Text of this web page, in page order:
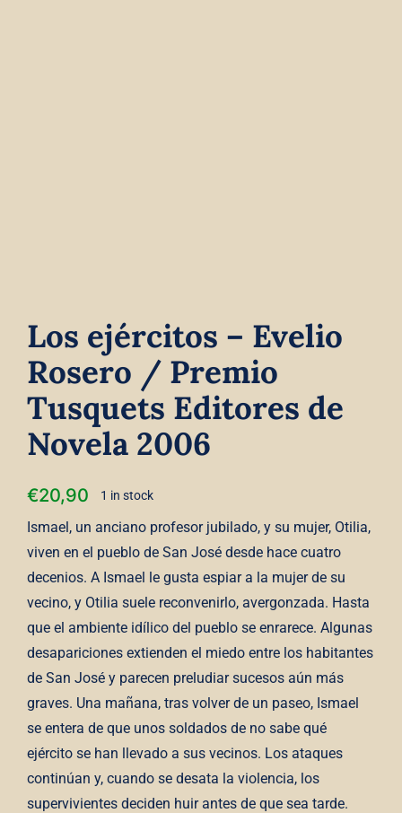
Los ejércitos – Evelio
Rosero / Premio
Tusquets Editores de
Novela 2006
€20,90 1 in stock
Ismael, un anciano profesor jubilado, y su mujer, Otilia,
viven en el pueblo de San José desde hace cuatro
decenios. A Ismael le gusta espiar a la mujer de su
vecino, y Otilia suele reconvenirlo, avergonzada. Hasta
que el ambiente idílico del pueblo se enrarece. Algunas
desapariciones extienden el miedo entre los habitantes
de San José y parecen preludiar sucesos aún más
graves. Una mañana, tras volver de un paseo, Ismael
se entera de que unos soldados de no sabe qué
ejército se han llevado a sus vecinos. Los ataques
continúan y, cuando se desata la violencia, los
supervivientes deciden huir antes de que sea tarde.